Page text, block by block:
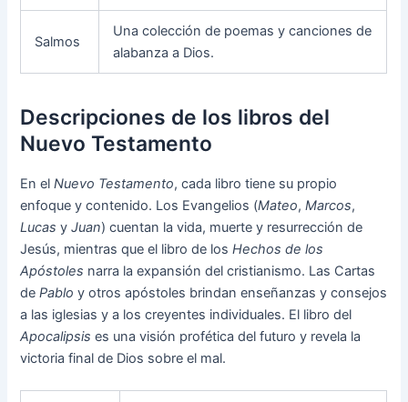
Salmos
Una colección de poemas y canciones de
alabanza a Dios.
Descripciones de los libros del
Nuevo Testamento
En elNuevo Testamento, cada libro tiene su propio
enfoque y contenido. Los Evangelios (Mateo,Marcos,
Lucas yJuan) cuentan la vida, muerte y resurrección de
Jesús, mientras que el libro de losHechos de los
Apóstoles narra la expansión del cristianismo. Las Cartas
dePablo y otros apóstoles brindan enseñanzas y consejos
a las iglesias y a los creyentes individuales. El libro del
Apocalipsis es una visión profética del futuro y revela la
victoria final de Dios sobre el mal.